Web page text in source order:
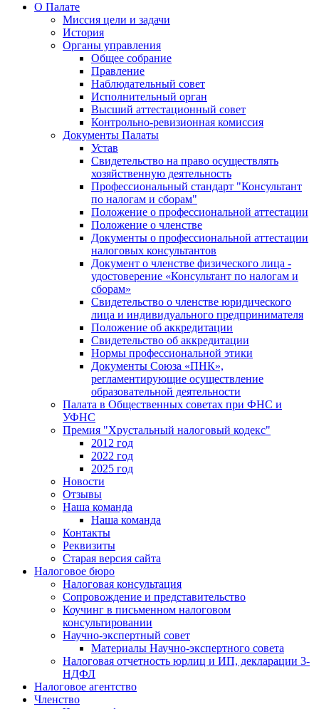
О Палате
Миссия цели и задачи
История
Органы управления
Общее собрание
Правление
Наблюдательный совет
Исполнительный орган
Высший аттестационный совет
Контрольно-ревизионная комиссия
Документы Палаты
Устав
Свидетельство на право осуществлять
хозяйственную деятельность
Профессиональный стандарт "Консультант
по налогам и сборам"
Положение о профессиональной аттестации
Положение о членстве
Документы о профессиональной аттестации
налоговых консультантов
Документ о членстве физического лица -
удостоверение «Консультант по налогам и
сборам»
Свидетельство о членстве юридического
лица и индивидуального предпринимателя
Положение об аккредитации
Свидетельство об аккредитации
Нормы профессиональной этики
Документы Союза «ПНК»,
регламентирующие осуществление
образовательной деятельности
Палата в Общественных советах при ФНС и
УФНС
Премия "Хрустальный налоговый кодекс"
2012 год
2022 год
2025 год
Новости
Отзывы
Наша команда
Наша команда
Контакты
Реквизиты
Старая версия сайта
Налоговое бюро
Налоговая консультация
Cопровождение и представительство
Коучинг в письменном налоговом
консультировании
Научно-экспертный совет
Материалы Научно-экспертного совета
Налоговая отчетность юрлиц и ИП, декларации 3-
НДФЛ
Налоговое агентство
Членство